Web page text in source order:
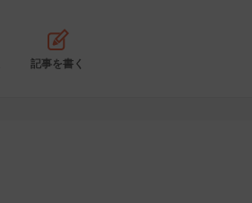
記事を書く